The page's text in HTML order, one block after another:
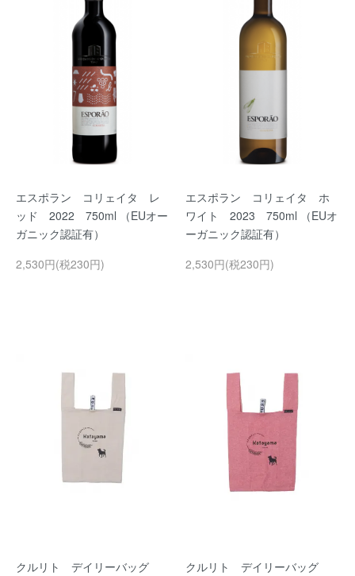
エスポラン コリェイタ レ
ッド 2022 750ml （EUオー
ガニック認証有）
2,530円(税230円)
エスポラン コリェイタ ホ
ワイト 2023 750ml （EUオ
ーガニック認証有）
2,530円(税230円)
クルリト デイリーバッグ
クルリト デイリーバッグ